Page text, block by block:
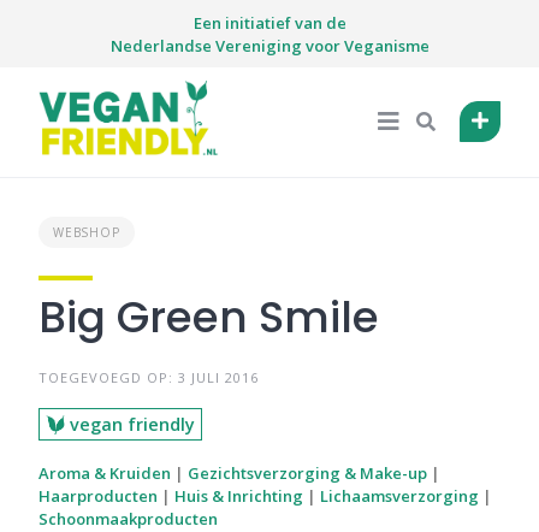
Een initiatief van de
Nederlandse Vereniging voor Veganisme
WEBSHOP
Big Green Smile
TOEGEVOEGD OP: 3 JULI 2016
vegan friendly
Aroma & Kruiden | Gezichtsverzorging & Make-up |
Haarproducten | Huis & Inrichting | Lichaamsverzorging |
Schoonmaakproducten